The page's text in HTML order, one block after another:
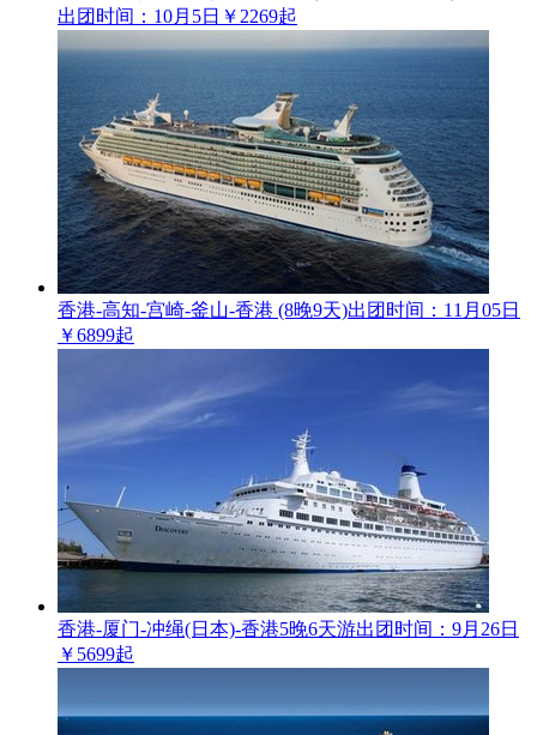
出团时间：10月5日 ￥2269起
香港-高知-宫崎-釜山-香港 (8晚9天)出团时间：11月05日
￥6899起
香港-厦门-冲绳(日本)-香港5晚6天游出团时间：9月26日
￥5699起